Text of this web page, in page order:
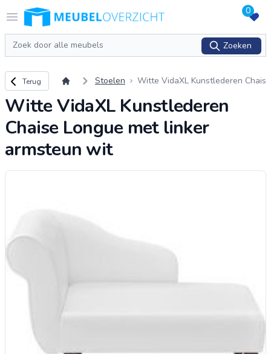
Open menu
Logo Meubeloverzicht.nl 0
Zoeken
Zoeken
Terug naar overzicht
Terug Stoelen
Witte VidaXL Kunstlederen Chais
t
Witte VidaXL Kunstlederen
Chaise Longue met linker
armsteun wit